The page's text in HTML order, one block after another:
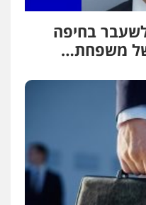
בחיפה
של משפחת…